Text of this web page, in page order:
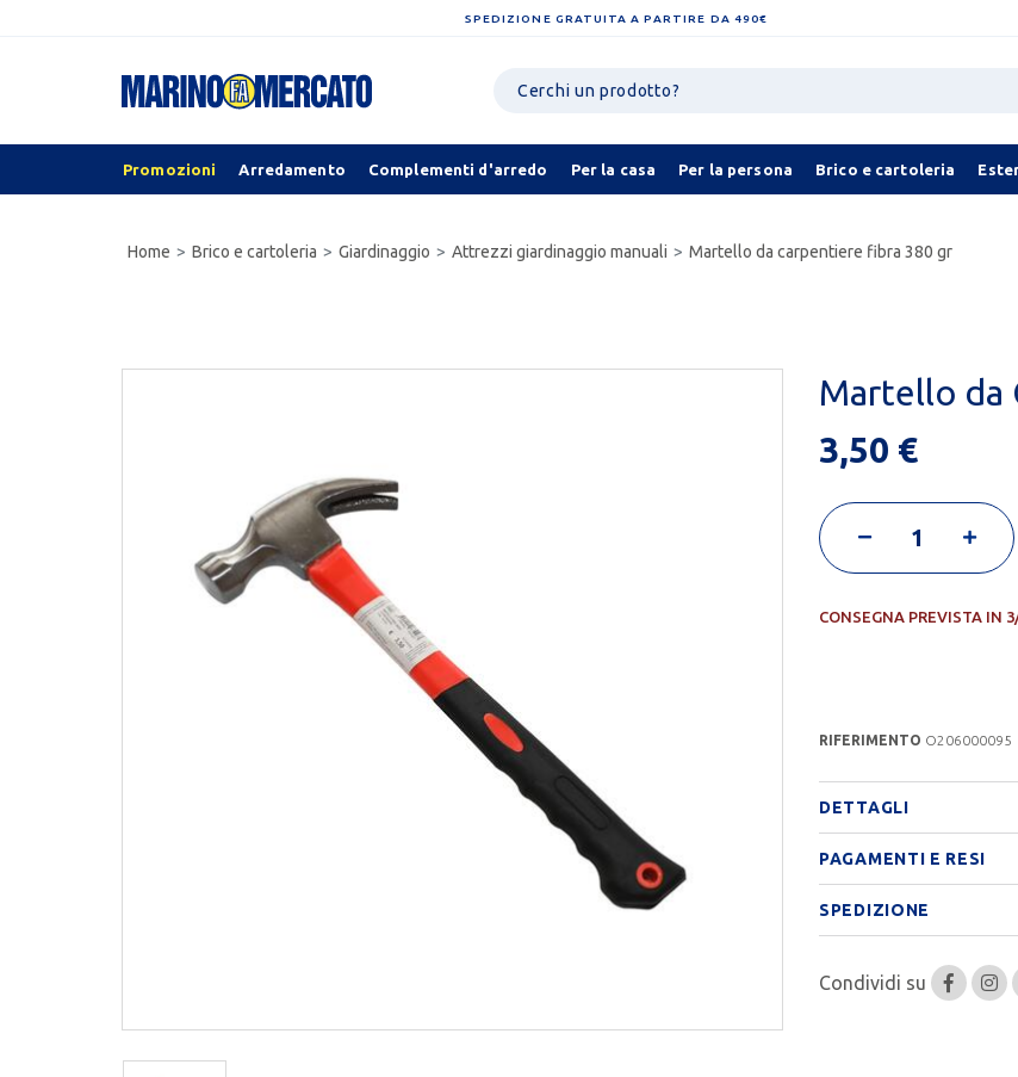
SPEDIZIONE GRATUITA A PARTIRE DA 490€
Promozioni Arredamento Complementi d'arredo Per la casa Per la persona Brico e cartoleria
Home Brico e cartoleria Giardinaggio Attrezzi giardinaggio manuali Martello da carpentiere fibra 380 gr
Martello da
3,50 €
CONSEGNA PREVISTA IN
RIFERIMENTO O206000095
DETTAGLI
PAGAMENTI E RESI
SPEDIZIONE
Condividi su